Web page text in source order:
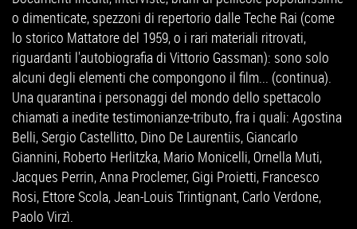
o dimenticate, spezzoni di repertorio dalle Teche Rai (come
lo storico Mattatore del 1959, o i rari materiali ritrovati,
riguardanti l'autobiografia di Vittorio Gassman): sono solo
alcuni degli elementi che compongono il film... (continua).
Una quarantina i personaggi del mondo dello spettacolo
chiamati a inedite testimonianze-tributo, fra i quali: Agostina
Belli, Sergio Castellitto, Dino De Laurentiis, Giancarlo
Giannini, Roberto Herlitzka, Mario Monicelli, Ornella Muti,
Jacques Perrin, Anna Proclemer, Gigi Proietti, Francesco
Rosi, Ettore Scola, Jean-Louis Trintignant, Carlo Verdone,
Paolo Virzì.